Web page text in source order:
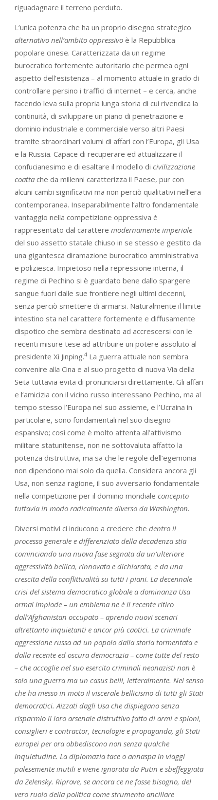
riguadagnare il terreno perduto.
L’unica potenza che ha un proprio disegno strategico
alternativo nell’ambito oppressivo è la Repubblica
popolare cinese. Caratterizzata da un regime
burocratico fortemente autoritario che permea ogni
aspetto dell’esistenza – al momento attuale in grado di
controllare persino i traffici di internet – e cerca, anche
facendo leva sulla propria lunga storia di cui rivendica la
continuità, di sviluppare un piano di penetrazione e
dominio industriale e commerciale verso altri Paesi
tramite straordinari volumi di affari con l’Europa, gli Usa
e la Russia. Capace di recuperare ed attualizzare il
confucianesimo e di esaltare il modello di civilizzazione
coatta che da millenni caratterizza il Paese, pur con
alcuni cambi significativi ma non perciò qualitativi nell’era
contemporanea. Inseparabilmente l’altro fondamentale
vantaggio nella competizione oppressiva è
rappresentato dal carattere modernamente imperiale
del suo assetto statale chiuso in se stesso e gestito da
una gigantesca diramazione burocratico amministrativa
e poliziesca. Impietoso nella repressione interna, il
regime di Pechino si è guardato bene dallo spargere
sangue fuori dalle sue frontiere negli ultimi decenni,
senza perciò smettere di armarsi. Naturalmente il limite
intestino sta nel carattere fortemente e diffusamente
dispotico che sembra destinato ad accrescersi con le
recenti misure tese ad attribuire un potere assoluto al
presidente Xi Jinping.4 La guerra attuale non sembra
convenire alla Cina e al suo progetto di nuova Via della
Seta tuttavia evita di pronunciarsi direttamente. Gli affari
e l’amicizia con il vicino russo interessano Pechino, ma al
tempo stesso l’Europa nel suo assieme, e l’Ucraina in
particolare, sono fondamentali nel suo disegno
espansivo; così come è molto attenta all’attivismo
militare statunitense, non ne sottovaluta affatto la
potenza distruttiva, ma sa che le regole dell’egemonia
non dipendono mai solo da quella. Considera ancora gli
Usa, non senza ragione, il suo avversario fondamentale
nella competizione per il dominio mondiale concepito
tuttavia in modo radicalmente diverso da Washington.
Diversi motivi ci inducono a credere che dentro il
processo generale e differenziato della decadenza stia
cominciando una nuova fase segnata da un’ulteriore
aggressività bellica, rinnovata e dichiarata, e da una
crescita della conflittualità su tutti i piani. La decennale
crisi del sistema democratico globale a dominanza Usa
ormai implode – un emblema ne è il recente ritiro
dall’Afghanistan occupato – aprendo nuovi scenari
altrettanto inquietanti e ancor più caotici. La criminale
aggressione russa ad un popolo dalla storia tormentata e
dalla recente ed oscura democrazia – come tutte del resto
– che accoglie nel suo esercito criminali neonazisti non è
solo una guerra ma un casus belli, letteralmente. Nel senso
che ha messo in moto il viscerale bellicismo di tutti gli Stati
democratici. Aizzati dagli Usa che dispiegano senza
risparmio il loro arsenale distruttivo fatto di armi e spioni,
consiglieri e contractor, tecnologie e propaganda, gli Stati
europei per ora obbediscono non senza qualche
inquietudine. La diplomazia tace o annaspa in viaggi
palesemente inutili e viene ignorata da Putin e sbeffeggiata
da Zelensky. Riprove, se ancora ce ne fosse bisogno, del
vero ruolo della politica come strumento ancillare